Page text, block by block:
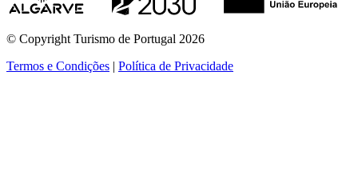
© Copyright Turismo de Portugal 2026
Termos e Condições | Política de Privacidade